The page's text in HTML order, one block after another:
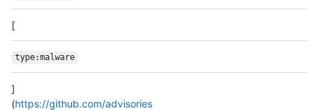
[
type:malware
]
(https://github.com/advisories